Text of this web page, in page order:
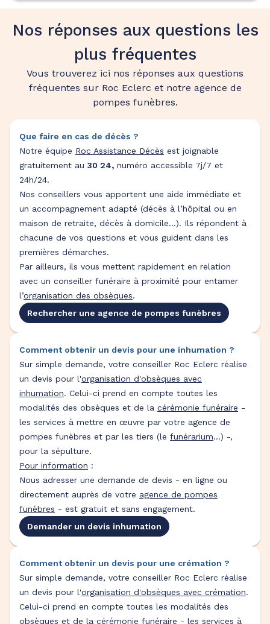
Nos réponses aux questions les
plus fréquentes
Vous trouverez ici nos réponses aux questions
fréquentes sur Roc Eclerc et notre agence de
pompes funèbres.
Que faire en cas de décès ?
Notre équipe Roc Assistance Décès est joignable
gratuitement au 30 24, numéro accessible 7j/7 et
24h/24.
Nos conseillers vous apportent une aide immédiate et
un accompagnement adapté (décès à l’hôpital ou en
maison de retraite, décès à domicile…). Ils répondent à
chacune de vos questions et vous guident dans les
premières démarches.
Par ailleurs, ils vous mettent rapidement en relation
avec un conseiller funéraire à proximité pour entamer
l’organisation des obsèques.
Rechercher une agence de pompes funèbres
Comment obtenir un devis pour une inhumation ?
Sur simple demande, votre conseiller Roc Eclerc réalise
un devis pour l'organisation d'obsèques avec
inhumation. Celui-ci prend en compte toutes les
modalités des obsèques et de la cérémonie funéraire -
les services à mettre en œuvre par votre agence de
pompes funèbres et par les tiers (le funérarium...) -,
pour la sépulture.
Pour information :
Nous adresser une demande de devis - en ligne ou
directement auprès de votre agence de pompes
funèbres - est gratuit et sans engagement.
Demander un devis inhumation
Comment obtenir un devis pour une crémation ?
Sur simple demande, votre conseiller Roc Eclerc réalise
un devis pour l'organisation d'obsèques avec crémation.
Celui-ci prend en compte toutes les modalités des
obsèques et de la cérémonie funéraire - les services à